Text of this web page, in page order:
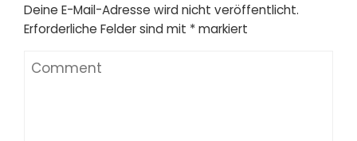
Deine E-Mail-Adresse wird nicht veröffentlicht.
Erforderliche Felder sind mit *markiert